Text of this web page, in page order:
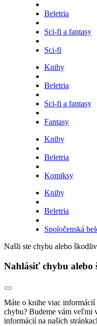
Beletria
Sci-fi a fantasy
Sci-fi
Knihy
Beletria
Sci-fi a fantasy
Fantasy
Knihy
Beletria
Komiksy
Knihy
Beletria
Spoločenská
Našli ste chybu alebo
Nahlásiť chybu alebo
Máte o knihe viac informácií
chybu? Budeme vám veľmi
informácií na našich